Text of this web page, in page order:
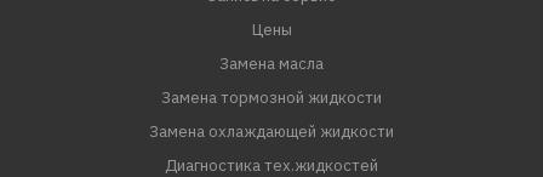
Соответствия требованиям:
Fiat 9.55535-CR1
Цены
Замена масла
Замена тормозной жидкости
Замена охлаждающей жидкости
Диагностика тех.жидкостей